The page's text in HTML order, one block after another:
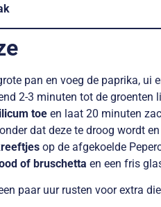
pan en voeg de paprika, ui
2-3 minuten tot de groenten
toe en laat 20 minuten
dat deze te droog wordt
op de afgekoelde
of bruschetta en een fris
paar uur rusten voor extra